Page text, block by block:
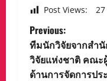
Post Views: 27
P
o
Previous:
ทีมนักวิจัยจากสำ
วิจัยแห่งชาติ คณะ
ด้านการจัดการปร